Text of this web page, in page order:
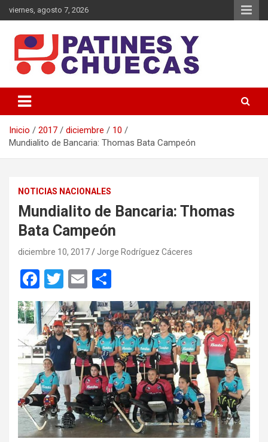
Saltar
al
viernes, agosto 7, 2026
Patines y Chuecas
Inicio 2017 diciembre
10
Mundialito de Bancaria: Thomas Bata Campeón
NOTICIAS NACIONALES
Mundialito de Bancaria: Thomas
Bata Campeón
diciembre 10, 2017 Jorge Rodríguez Cáceres
F
a
ce
b
o
o
k
T
wi
tt
er
E
m
ail
o
m
p
ar
tir